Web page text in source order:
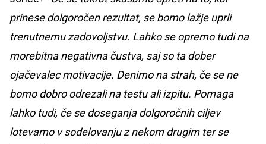
prinese dolgoročen rezultat, se bomo lažje uprli
trenutnemu zadovoljstvu. Lahko se opremo tudi na
morebitna negativna čustva, saj so ta dober
ojačevalec motivacije. Denimo na strah, če se ne
bomo dobro odrezali na testu ali izpitu. Pomaga
lahko tudi, če se doseganja dolgoročnih ciljev
lotevamo v sodelovanju z nekom drugim ter se